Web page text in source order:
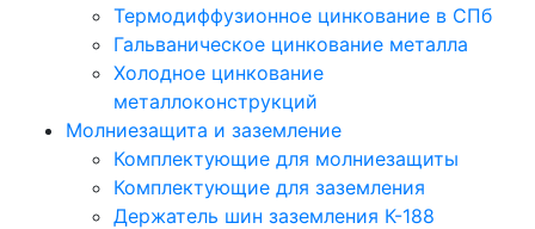
Термодиффузионное цинкование в СПб
Гальваническое цинкование металла
Холодное цинкование
металлоконструкций
Молниезащита и заземление
Комплектующие для молниезащиты
Комплектующие для заземления
Держатель шин заземления К-188